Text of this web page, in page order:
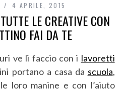
4 APRILE, 2015
LE CREATIVE CON
FAI DA TE
ve li faccio con i lavoretti
portano a casa da scuola,
loro manine e con l’aiuto